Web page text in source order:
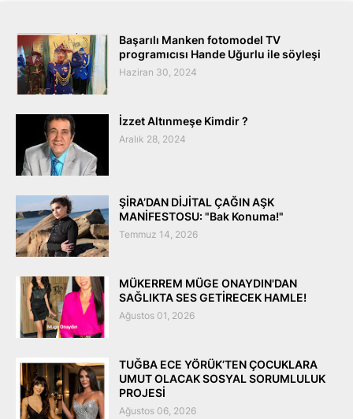
Başarılı Manken fotomodel TV
programıcısı Hande Uğurlu ile söyleşi
Haziran 30, 2024
İzzet Altınmeşe Kimdir ?
Aralık 28, 2024
ŞİRA’DAN DİJİTAL ÇAĞIN AŞK
MANİFESTOSU: "Bak Konuma!"
Temmuz 14, 2026
MÜKERREM MÜGE ONAYDIN'DAN
SAĞLIKTA SES GETİRECEK HAMLE!
Ağustos 01, 2026
TUĞBA ECE YÖRÜK’TEN ÇOCUKLARA
UMUT OLACAK SOSYAL SORUMLULUK
PROJESİ
Ağustos 06, 2026